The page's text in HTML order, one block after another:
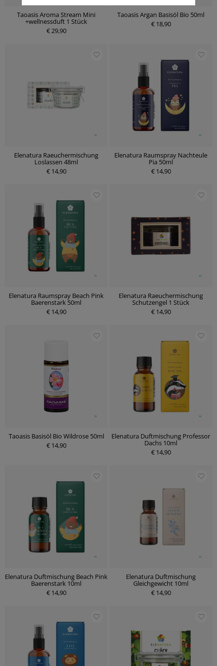
Taoasis Aroma Stream Mini
+wellnessduft 1 Stück
€ 29,90
Taoasis Argan Basisöl Bio 50ml
€ 18,90
Elenatura Raeuchermischung
Loslassen 48ml
€ 14,90
Elenatura Raumspray Nachteule
Pia 50ml
€ 14,90
Elenatura Raumspray Beach Pink
Baerenstark 50ml
€ 14,90
Elenatura Raeuchermischung
Schutzengel 1 Stück
€ 14,90
Taoasis Basisöl Bio Wildrose 50ml
€ 14,90
Elenatura Duftmischung Professor
Dachs 10ml
€ 14,90
Elenatura Duftmischung Beach Pink
Baerenstark 10ml
€ 14,90
Elenatura Duftmischung
Gleichgewicht 10ml
€ 14,90